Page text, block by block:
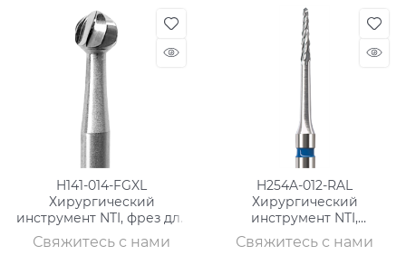
H141-014-FGXL
Хирургический
инструмент NTI, фрез для
Свяжитесь с нами
H254A-012-RAL
Хирургический
инструмент NTI,
хвостовик длинный, фрез
для кости
Свяжитесь с нами